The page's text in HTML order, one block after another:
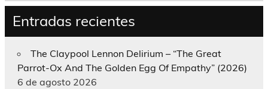
Entradas recientes
The Claypool Lennon Delirium – “The Great
Parrot-Ox And The Golden Egg Of Empathy” (2026)
6 de agosto 2026